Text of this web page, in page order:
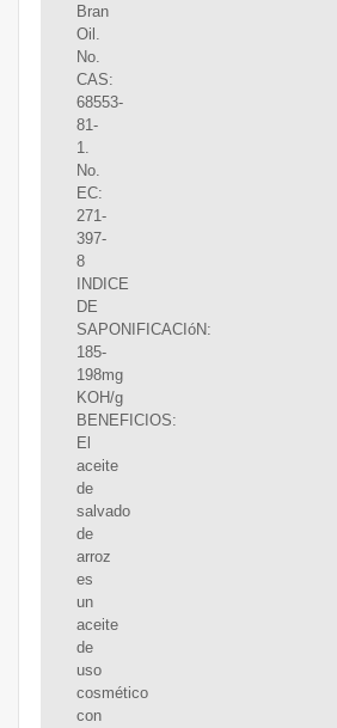
Bran
Oil.
No.
CAS:
68553-
81-
1.
No.
EC:
271-
397-
8
INDICE
DE
SAPONIFICACIóN:
185-
198mg
KOH/g
BENEFICIOS:
El
aceite
de
salvado
de
arroz
es
un
aceite
de
uso
cosmético
con